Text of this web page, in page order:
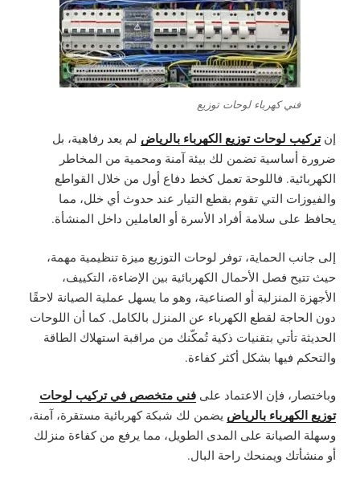
فني كهرباء لوحات توزيع
إنتركيب لوحات توزيع الكهرباء بالرياض لم يعد رفاهية، بل
ضرورة أساسية تضمن لك بيئة آمنة ومحمية من المخاطر
الكهربائية. فاللوحة تعمل كخط دفاع أول من خلال القواطع
والفيوزات التي تقوم بقطع التيار عند حدوث أي خلل، مما
يحافظ على سلامة أفراد الأسرة أو العاملين داخل المنشأة.
إلى جانب الحماية، توفر لوحات التوزيع ميزة تنظيمية مهمة،
حيث تتيح فصل الأحمال الكهربائية بين الإضاءة، التكييف،
الأجهزة المنزلية أو الصناعية، وهو ما يسهل عملية الصيانة لاحقًا
دون الحاجة لقطع الكهرباء عن المنزل بالكامل. كما أن اللوحات
الحديثة تأتي بتقنيات ذكية تُمكّنك من مراقبة استهلاك الطاقة
والتحكم فيها بشكل أكثر كفاءة.
وباختصار، فإن الاعتماد على فني متخصص في تركيب لوحات
توزيع الكهرباء بالرياض يضمن لك شبكة كهربائية مستقرة، آمنة،
وسهلة الصيانة على المدى الطويل، مما يرفع من كفاءة منزلك
أو منشأتك ويمنحك راحة البال.